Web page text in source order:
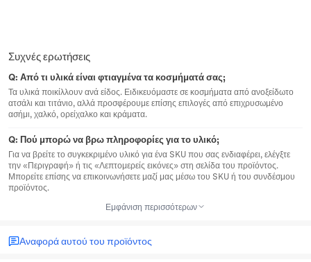
Συχνές ερωτήσεις
Q: Από τι υλικά είναι φτιαγμένα τα κοσμήματά σας;
Τα υλικά ποικίλλουν ανά είδος. Ειδικευόμαστε σε κοσμήματα από ανοξείδωτο
ατσάλι και τιτάνιο, αλλά προσφέρουμε επίσης επιλογές από επιχρυσωμένο
ασήμι, χαλκό, ορείχαλκο και κράματα.
Q: Πού μπορώ να βρω πληροφορίες για το υλικό;
Για να βρείτε το συγκεκριμένο υλικό για ένα SKU που σας ενδιαφέρει, ελέγξτε
την «Περιγραφή» ή τις «Λεπτομερείς εικόνες» στη σελίδα του προϊόντος.
Μπορείτε επίσης να επικοινωνήσετε μαζί μας μέσω του SKU ή του συνδέσμου
προϊόντος.
Εμφάνιση περισσότερων
Αναφορά αυτού του προϊόντος